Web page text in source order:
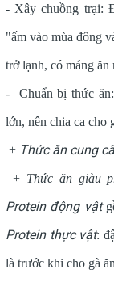
- Xây chuồng trại:
"ấm vào mùa đông
trở lạnh, có máng ăn
- Chuẩn bị thức
lớn, nên chia ca cho
+ Thức ăn cung
+ Thức ăn giàu
Protein động vật
Protein thực vật:
là trước khi cho gà